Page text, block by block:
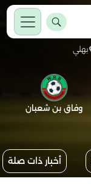
بهلي
وفاق بن شعبان
أخبار ذات صلة